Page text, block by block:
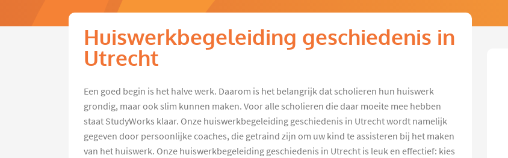
Huiswerkbegeleiding geschiedenis in
Utrecht
Een goed begin is het halve werk. Daarom is het belangrijk dat scholieren hun huiswerk
grondig, maar ook slim kunnen maken. Voor alle scholieren die daar moeite mee hebben
staat StudyWorks klaar. Onze huiswerkbegeleiding geschiedenis in Utrecht wordt namelijk
gegeven door persoonlijke coaches, die getraind zijn om uw kind te assisteren bij het maken
van het huiswerk. Onze huiswerkbegeleiding geschiedenis in Utrecht is leuk en effectief: kies